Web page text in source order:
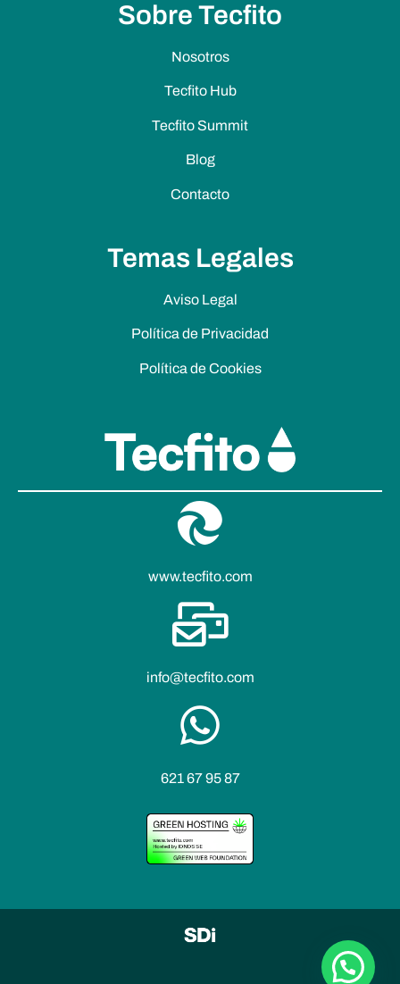
Sobre Tecfito
Nosotros
Tecfito Hub
Tecfito Summit
Blog
Contacto
Temas Legales
Aviso Legal
Política de Privacidad
Política de Cookies
www.tecfito.com
info@tecfito.com
621 67 95 87